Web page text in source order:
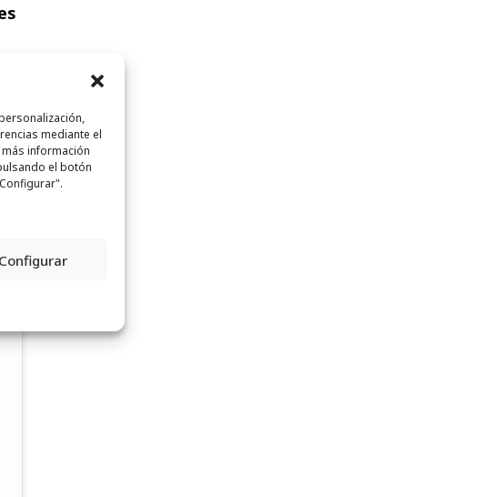
mediante el
información
el botón
Configurar